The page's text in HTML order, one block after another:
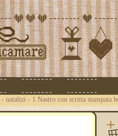
- natalizi - 1 Nastro con scritta stampata